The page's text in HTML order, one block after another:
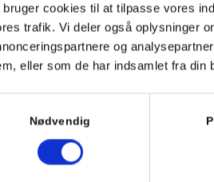
bruger cookies til at tilpasse vores
trafik. Vi deler også oplysninger
og
eller som de har indsamlet fra din
Nødvendig
der er en tekstfil, som gemmes på din
skadelig kode som f.eks. virus.
for cookies. Se vejledning:http://
vil annoncer kunne blive
tredjeparter, der i varierende omfang